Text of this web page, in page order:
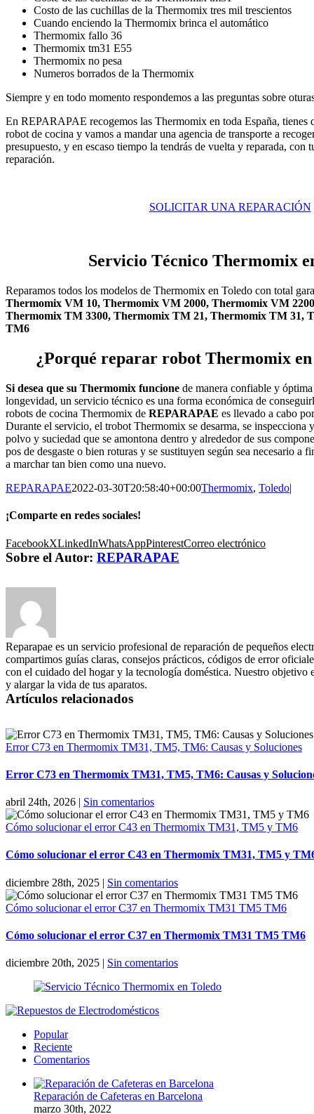
Costo de las cuchillas de la Thermomix tres mil trescientos
Cuando enciendo la Thermomix brinca el automático
Thermomix fallo 36
Thermomix tm31 E55
Thermomix no pesa
Numeros borrados de la Thermomix
Siempre y en todo momento respondemos a las preguntas sobre
En REPARAPAE recogemos las Thermomix en toda España, tienes
robot de cocina y vamos a mandar una agencia de transporte a
presupuesto, y en escaso tiempo la tendrás de vuelta y reparada, con
reparación.
SOLICITAR UNA REPARACIÓN
Servicio Técnico Thermomix
Reparamos todos los modelos de Thermomix en Toledo con total
Thermomix VM 10, Thermomix VM 2000, Thermomix VM
Thermomix TM 3300, Thermomix TM 21, Thermomix TM 31,
TM6
¿Porqué reparar robot Thermomix
Si desea que su Thermomix funcione de manera confiable y óptima
longevidad, un servicio técnico es una forma económica de
robots de cocina Thermomix de REPARAPAE es llevado a cabo
Durante el servicio, el trobot Thermomix se desarma, se inspecciona
polvo y suciedad que se amontona dentro y alrededor de sus
pos de desgaste o bien roturas y se sustituyen según sea necesario a
a marchar tan bien como una nuevo.
REPARAPAE2022-03-30T20:58:40+00:00Thermomix, Toledo|
¡Comparte en redes sociales!
FacebookXLinkedInWhatsAppPinterestCorreo electrónico
Sobre el Autor: REPARAPAE
Reparapae es un servicio profesional de reparación de pequeños
compartimos guías claras, consejos prácticos, códigos de error
con el cuidado del hogar y la tecnología doméstica. Nuestro objetivo
y alargar la vida de tus aparatos.
Artículos relacionados
Error C73 en Thermomix TM31, TM5, TM6: Causas y Soluciones
Error C73 en Thermomix TM31, TM5, TM6: Causas y
abril 24th, 2026 | Sin comentarios
Cómo solucionar el error C43 en Thermomix TM31, TM5 y TM6
Cómo solucionar el error C43 en Thermomix TM31, TM5 y
diciembre 28th, 2025 | Sin comentarios
Cómo solucionar el error C37 en Thermomix TM31 TM5 TM6
Cómo solucionar el error C37 en Thermomix TM31 TM5 TM6
diciembre 20th, 2025 | Sin comentarios
Popular
Reciente
Comentarios
Reparación de Cafeteras en Barcelona
marzo 30th, 2022